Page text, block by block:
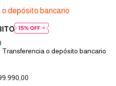
depósito bancario
o depósito bancario